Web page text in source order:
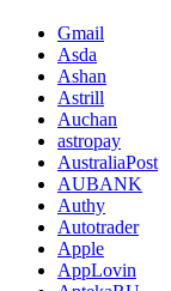
Gmail
Asda
Ashan
Astrill
Auchan
astropay
AustraliaPost
AUBANK
Authy
Autotrader
Apple
AppLovin